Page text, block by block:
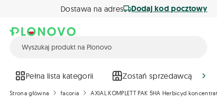
Dostawa na adres Dodaj kod pocztowy
Pełna lista kategorii Zostań sprzedawcą
Strona główna facoria AXIAL KOMPLETT PAK 5HA Herbicyd